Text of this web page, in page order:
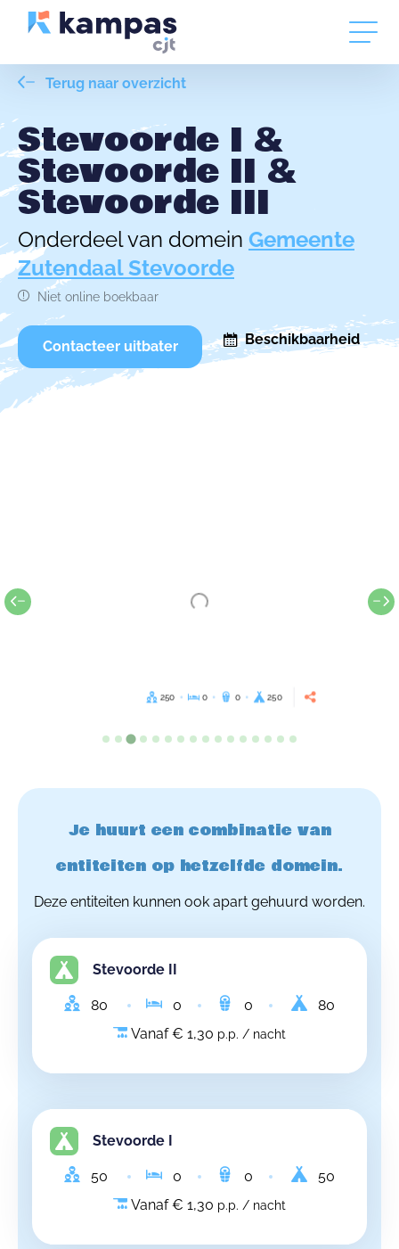
Terug naar overzicht
Stevoorde I &
Stevoorde II &
Stevoorde III
Onderdeel van domein Gemeente
Zutendaal Stevoorde
Niet online boekbaar
Contacteer uitbater Beschikbaarheid
250 0 0 250
Je huurt een combinatie van
entiteiten op hetzelfde domein.
Deze entiteiten kunnen ook apart gehuurd worden.
Stevoorde II
80 0 0
80
Vanaf € 1,30 p.p. / nacht
Stevoorde I
50 0 0
50
Vanaf € 1,30 p.p. / nacht